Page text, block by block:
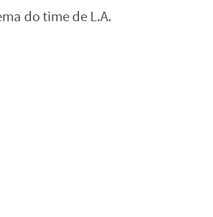
do time de L.A.